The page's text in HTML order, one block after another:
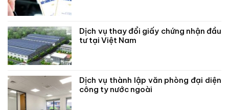
Dịch vụ thay đổi giấy chứng nhận đầu
tư tại Việt Nam
Dịch vụ thành lập văn phòng đại diện
công ty nước ngoài